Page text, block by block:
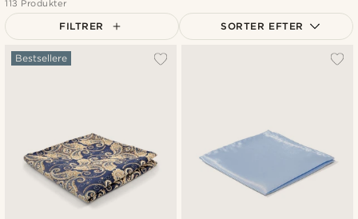
113 Produkter
FILTRER SORTER EFTER
Bestsellere